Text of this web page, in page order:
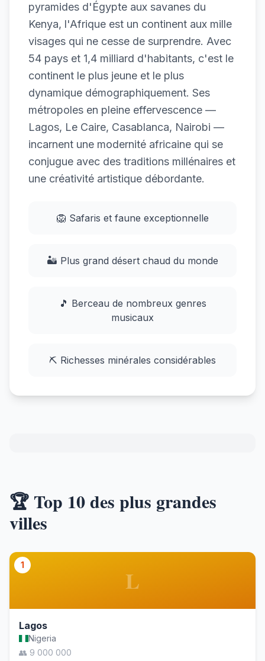
pyramides d'Égypte aux savanes du
Kenya, l'Afrique est un continent aux mille
visages qui ne cesse de surprendre. Avec
54 pays et 1,4 milliard d'habitants, c'est le
continent le plus jeune et le plus
dynamique démographiquement. Ses
métropoles en pleine effervescence —
Lagos, Le Caire, Casablanca, Nairobi —
incarnent une modernité africaine qui se
conjugue avec des traditions millénaires et
une créativité artistique débordante.
🦁 Safaris et faune exceptionnelle
🏜️ Plus grand désert chaud du monde
🎵 Berceau de nombreux genres
musicaux
⛏️ Richesses minérales considérables
🏆 Top 10 des plus grandes
villes
1
L
Lagos
Nigeria
👥 9 000 000